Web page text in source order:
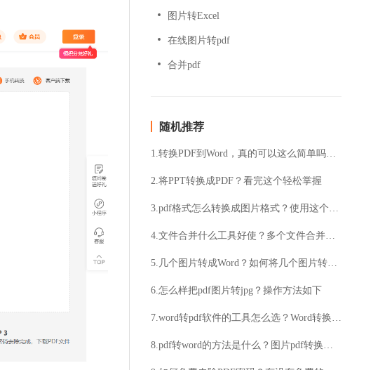
图片转Excel
在线图片转pdf
合并pdf
随机推荐
1.转换PDF到Word，真的可以这么简单吗？想要快速转换PDF到Word？试试这个在线转换器！
2.将PPT转换成PDF？看完这个轻松掌握
3.pdf格式怎么转换成图片格式？使用这个方法实现一键转换
4.文件合并什么工具好使？多个文件合并成一个pdf方法介绍
5.几个图片转成Word？如何将几个图片转成Word？
6.怎么样把pdf图片转jpg？操作方法如下
7.word转pdf软件的工具怎么选？Word转换成PDF文档方法分享
8.pdf转word的方法是什么？图片pdf转换成文字的方法教给你